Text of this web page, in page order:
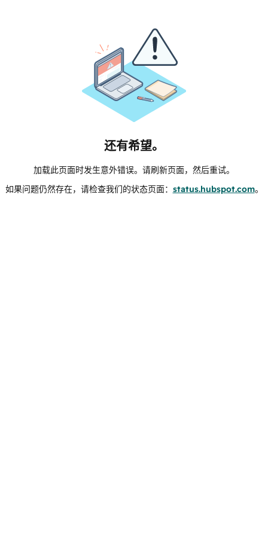
还有希望。
加载此页面时发生意外错误。请刷新页面，然后重试。
如果问题仍然存在，请检查我们的状态页面： status.hubspot.com。